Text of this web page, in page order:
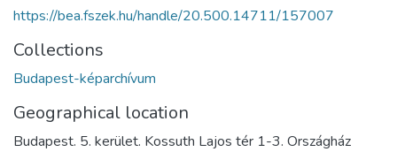
https://bea.fszek.hu/handle/20.500.14711/157007
Collections
Budapest-képarchívum
Geographical location
Budapest. 5. kerület. Kossuth Lajos tér 1-3. Országház